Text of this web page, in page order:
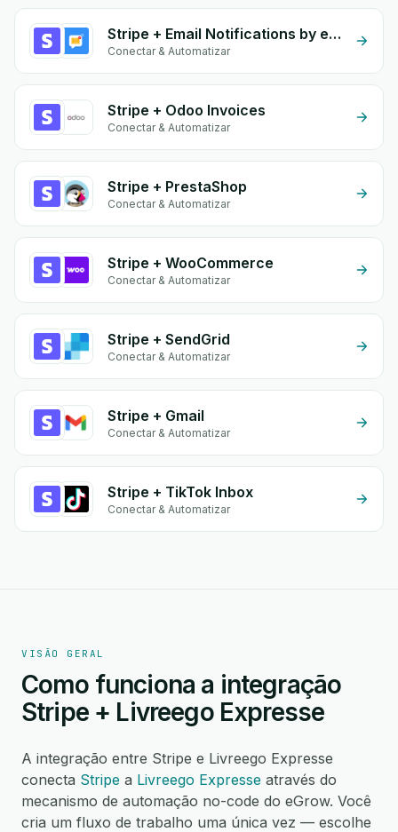
Stripe + Email Notifications by eGrow
Conectar & Automatizar
Stripe + Odoo Invoices
Conectar & Automatizar
Stripe + PrestaShop
Conectar & Automatizar
Stripe + WooCommerce
Conectar & Automatizar
Stripe + SendGrid
Conectar & Automatizar
Stripe + Gmail
Conectar & Automatizar
Stripe + TikTok Inbox
Conectar & Automatizar
VISÃO GERAL
Como funciona a integração
Stripe + Livreego Expresse
A integração entre Stripe e Livreego Expresse
conecta Stripe a Livreego Expresse através do
mecanismo de automação no-code do eGrow. Você
cria um fluxo de trabalho uma única vez — escolhe